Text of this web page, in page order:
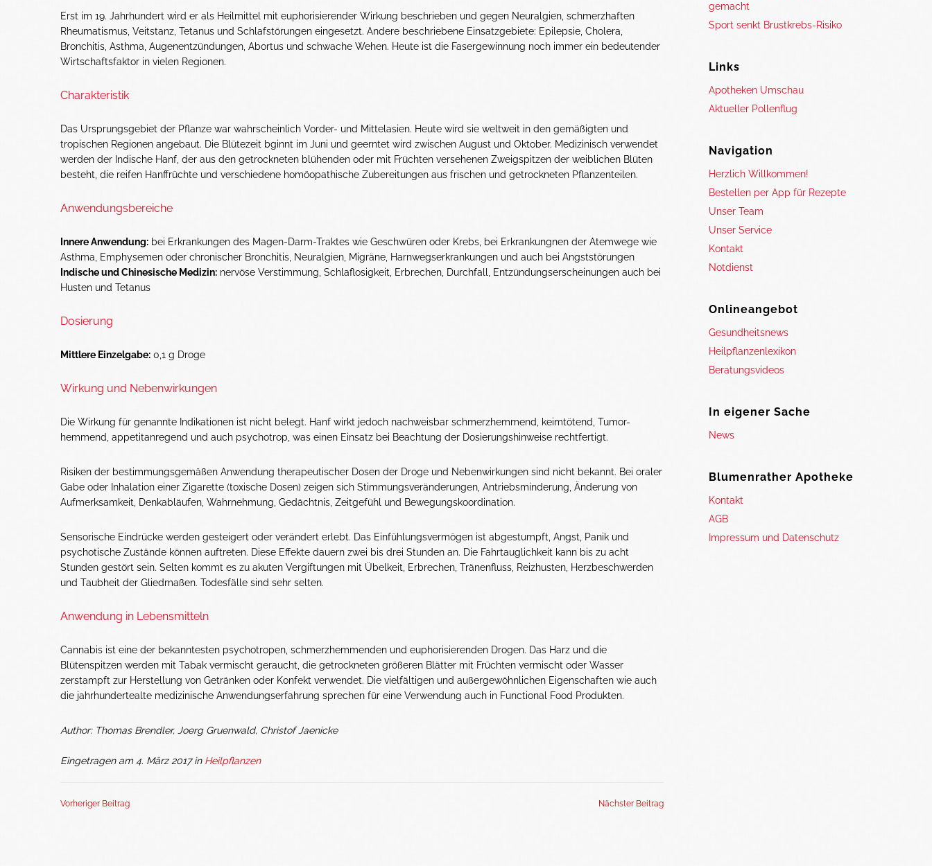
Erst im 19. Jahrhundert wird er als Heilmittel mit euphorisierender Wirkung beschrieben und gegen Neuralgien, schmerzhaften
Rheumatismus, Veitstanz, Tetanus und Schlafstörungen eingesetzt. Andere beschriebene Einsatzgebiete: Epilepsie, Cholera,
Bronchitis, Asthma, Augenentzündungen, Abortus und schwache Wehen. Heute ist die Fasergewinnung noch immer ein bedeutender
Wirtschaftsfaktor in vielen Regionen.
Charakteristik
Das Ursprungsgebiet der Pflanze war wahrscheinlich Vorder- und Mittelasien. Heute wird sie weltweit in den gemäßigten und
tropischen Regionen angebaut. Die Blütezeit bginnt im Juni und geerntet wird zwischen August und Oktober. Medizinisch verwendet
werden der Indische Hanf, der aus den getrockneten blühenden oder mit Früchten versehenen Zweigspitzen der weiblichen Blüten
besteht, die reifen Hanffrüchte und verschiedene homöopathische Zubereitungen aus frischen und getrockneten Pflanzenteilen.
Anwendungsbereiche
Innere Anwendung: bei Erkrankungen des Magen-Darm-Traktes wie Geschwüren oder Krebs, bei Erkrankungnen der Atemwege wie
Asthma, Emphysemen oder chronischer Bronchitis, Neuralgien, Migräne, Harnwegserkrankungen und auch bei Angststörungen
Indische und Chinesische Medizin: nervöse Verstimmung, Schlaflosigkeit, Erbrechen, Durchfall, Entzündungserscheinungen auch bei
Husten und Tetanus
Dosierung
Mittlere Einzelgabe: 0,1 g Droge
Wirkung und Nebenwirkungen
Die Wirkung für genannte Indikationen ist nicht belegt. Hanf wirkt jedoch nachweisbar schmerzhemmend, keimtötend, Tumor-
hemmend, appetitanregend und auch psychotrop, was einen Einsatz bei Beachtung der Dosierungshinweise rechtfertigt.
Risiken der bestimmungsgemäßen Anwendung therapeutischer Dosen der Droge und Nebenwirkungen sind nicht bekannt. Bei oraler
Gabe oder Inhalation einer Zigarette (toxische Dosen) zeigen sich Stimmungsveränderungen, Antriebsminderung, Änderung von
Aufmerksamkeit, Denkabläufen, Wahrnehmung, Gedächtnis, Zeitgefühl und Bewegungskoordination.
Sensorische Eindrücke werden gesteigert oder verändert erlebt. Das Einfühlungsvermögen ist abgestumpft, Angst, Panik und
psychotische Zustände können auftreten. Diese Effekte dauern zwei bis drei Stunden an. Die Fahrtauglichkeit kann bis zu acht
Stunden gestört sein. Selten kommt es zu akuten Vergiftungen mit Übelkeit, Erbrechen, Tränenfluss, Reizhusten, Herzbeschwerden
und Taubheit der Gliedmaßen. Todesfälle sind sehr selten.
Anwendung in Lebensmitteln
Cannabis ist eine der bekanntesten psychotropen, schmerzhemmenden und euphorisierenden Drogen. Das Harz und die
Blütenspitzen werden mit Tabak vermischt geraucht, die getrockneten größeren Blätter mit Früchten vermischt oder Wasser
zerstampft zur Herstellung von Getränken oder Konfekt verwendet. Die vielfältigen und außergewöhnlichen Eigenschaften wie auch
die jahrhundertealte medizinische Anwendungserfahrung sprechen für eine Verwendung auch in Functional Food Produkten.
Author: Thomas Brendler, Joerg Gruenwald, Christof Jaenicke
Eingetragen am 4. März 2017 in Heilpflanzen
Vorheriger Beitrag Nächster Beitrag
gemacht
Sport senkt Brustkrebs-Risiko
Links
Apotheken Umschau
Aktueller Pollenflug
Navigation
Herzlich Willkommen!
Bestellen per App für Rezepte
Unser Team
Unser Service
Kontakt
Notdienst
Onlineangebot
Gesundheitsnews
Heilpflanzenlexikon
Beratungsvideos
In eigener Sache
News
Blumenrather Apotheke
Kontakt
AGB
Impressum und Datenschutz